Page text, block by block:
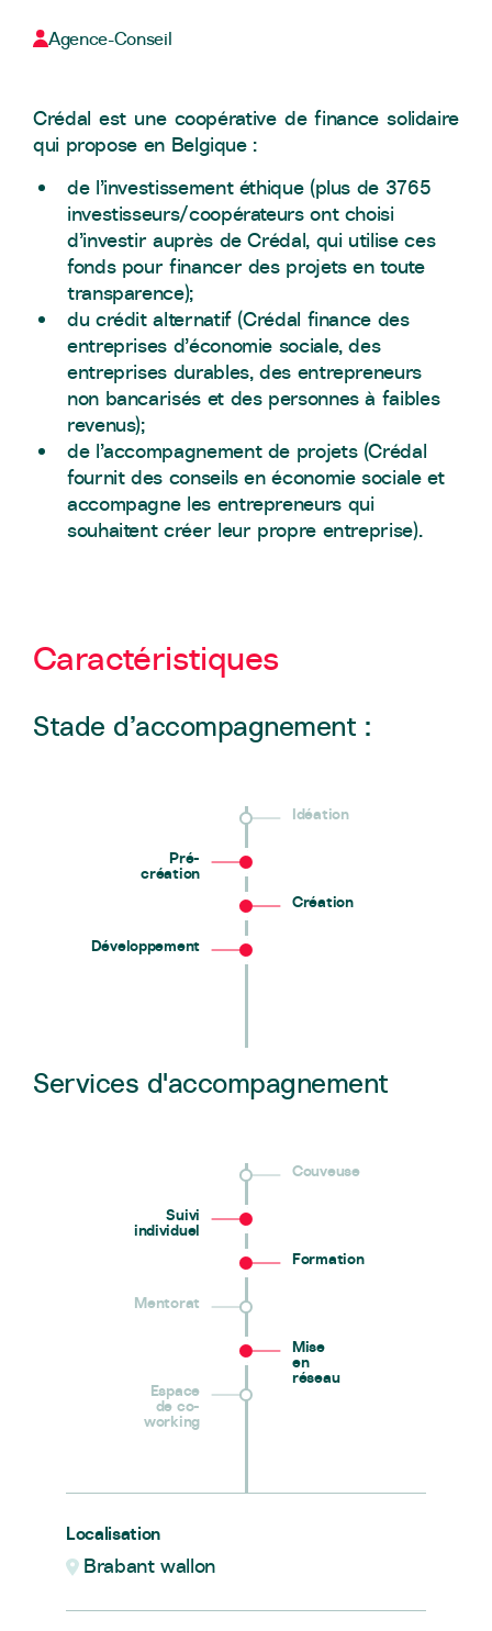
Agence-Conseil
Crédal est une coopérative de finance solidaire
qui propose en Belgique :
de l’investissement éthique (plus de 3765
investisseurs/coopérateurs ont choisi
d’investir auprès de Crédal, qui utilise ces
fonds pour financer des projets en toute
transparence);
du crédit alternatif (Crédal finance des
entreprises d’économie sociale, des
entreprises durables, des entrepreneurs
non bancarisés et des personnes à faibles
revenus);
de l’accompagnement de projets (Crédal
fournit des conseils en économie sociale et
accompagne les entrepreneurs qui
souhaitent créer leur propre entreprise).
Caractéristiques
Stade d’accompagnement :
Idéation
Pré-
création
Création
Développement
Services d'accompagnement
Couveuse
Suivi
individuel
Formation
Mentorat
Mise
en
réseau
Espace
de co-
working
Localisation
Brabant wallon